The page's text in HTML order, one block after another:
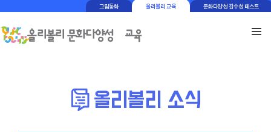
그림동화 올리볼리 교육 문화다양성 감수성 테스트